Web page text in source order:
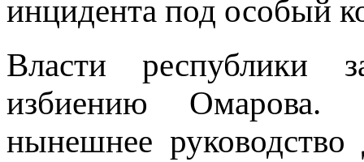
инцидента под особый
Власти республики
избиению Омарова.
нынешнее